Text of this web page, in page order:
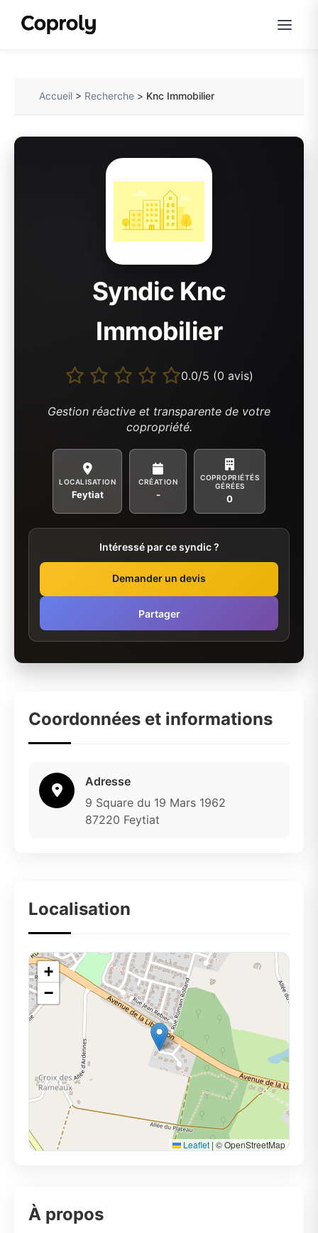
Accueil > Recherche > Knc Immobilier
Syndic Knc
Immobilier
0.0/5 (0 avis)
Gestion réactive et transparente de votre
copropriété.
LOCALISATION
Feytiat
CRÉATION
-
COPROPRIÉTÉS
GÉRÉES
0
Intéressé par ce syndic ?
Demander un devis
Partager
Coordonnées et informations
Adresse
9 Square du 19 Mars 1962
87220 Feytiat
Localisation
+
−
Leaflet | © OpenStreetMap
À propos